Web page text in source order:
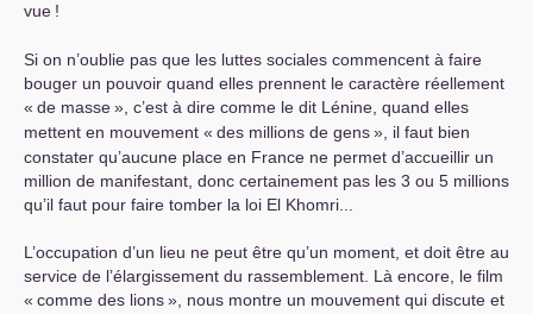
vue !
Si on n’oublie pas que les luttes sociales commencent à faire
bouger un pouvoir quand elles prennent le caractère réellement
« de masse», c’est à dire comme le dit Lénine, quand elles
mettent en mouvement « des millions de gens», il faut bien
constater qu’aucune place en France ne permet d’accueillir un
million de manifestant, donc certainement pas les 3 ou 5 millions
qu’il faut pour faire tomber la loi El Khomri...
L’occupation d’un lieu ne peut être qu’un moment, et doit être au
service de l’élargissement du rassemblement. Là encore, le film
« comme des lions», nous montre un mouvement qui discute et